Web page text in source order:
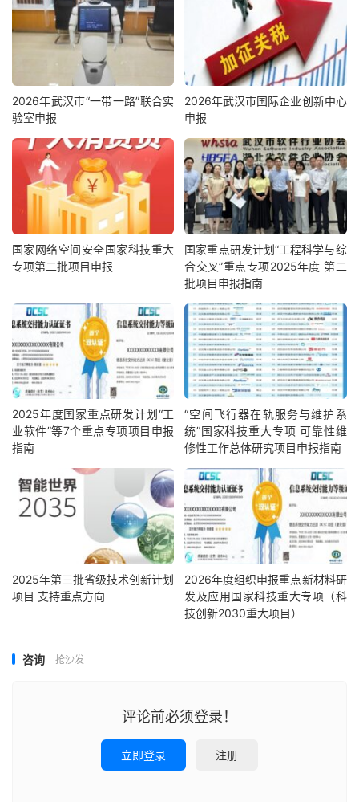
2026年武汉市“一带一路”联合实
验室申报
2026年武汉市国际企业创新中心
申报
国家网络空间安全国家科技重大
专项第二批项目申报
国家重点研发计划“工程科学与综
合交叉”重点专项2025年度 第二
批项目申报指南
2025年度国家重点研发计划“工
业软件”等7个重点专项项目申报
指南
“空间飞行器在轨服务与维护系
统”国家科技重大专项 可靠性维
修性工作总体研究项目申报指南
2025年第三批省级技术创新计划
项目 支持重点方向
2026年度组织申报重点新材料研
发及应用国家科技重大专项（科
技创新2030重大项目）
咨询 抢沙发
评论前必须登录！
立即登录 注册